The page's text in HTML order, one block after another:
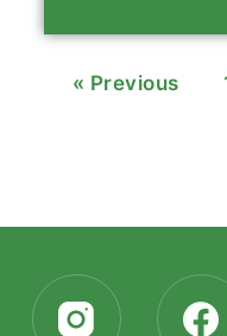
« Previous